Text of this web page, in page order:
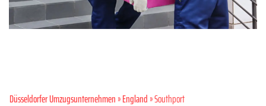
Düsseldorfer Umzugsunternehmen»England» Southport